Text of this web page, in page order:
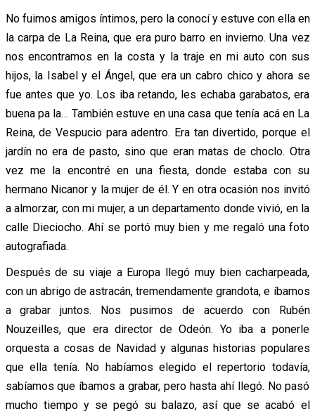
No fuimos amigos íntimos, pero la conocí y estuve con ella en
la carpa de La Reina, que era puro barro en invierno. Una vez
nos encontramos en la costa y la traje en mi auto con sus
hijos, la Isabel y el Ángel, que era un cabro chico y ahora se
fue antes que yo. Los iba retando, les echaba garabatos, era
buena pa la… También estuve en una casa que tenía acá en La
Reina, de Vespucio para adentro. Era tan divertido, porque el
jardín no era de pasto, sino que eran matas de choclo. Otra
vez me la encontré en una fiesta, donde estaba con su
hermano Nicanor y la mujer de él. Y en otra ocasión nos invitó
a almorzar, con mi mujer, a un departamento donde vivió, en la
calle Dieciocho. Ahí se portó muy bien y me regaló una foto
autografiada.
Después de su viaje a Europa llegó muy bien cacharpeada,
con un abrigo de astracán, tremendamente grandota, e íbamos
a grabar juntos. Nos pusimos de acuerdo con Rubén
Nouzeilles, que era director de Odeón. Yo iba a ponerle
orquesta a cosas de Navidad y algunas historias populares
que ella tenía. No habíamos elegido el repertorio todavía,
sabíamos que íbamos a grabar, pero hasta ahí llegó. No pasó
mucho tiempo y se pegó su balazo, así que se acabó el